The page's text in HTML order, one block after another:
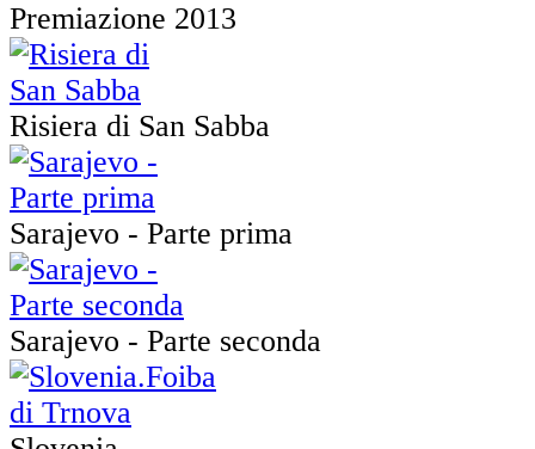
Premiazione 2013
Risiera di San Sabba
Sarajevo - Parte prima
Sarajevo - Parte seconda